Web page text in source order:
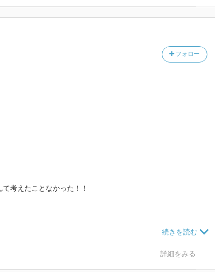
フォロー
考えたことなかった！！
方、お浸しの作り方などの初歩から、
詳細をみる